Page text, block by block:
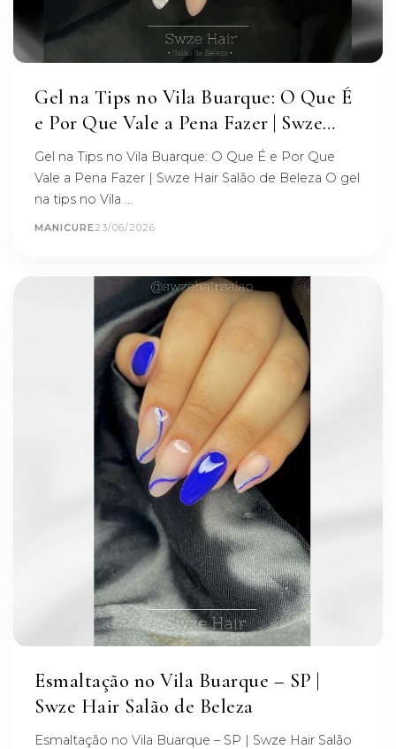
Gel na Tips no Vila Buarque: O Que É
e Por Que Vale a Pena Fazer | Swze
Hair
Gel na Tips no Vila Buarque: O Que É e Por Que
Vale a Pena Fazer | Swze Hair Salão de Beleza O gel
na tips no Vila …
MANICURE23/06/2026
Esmaltação no Vila Buarque – SP |
Swze Hair Salão de Beleza
Esmaltação no Vila Buarque – SP | Swze Hair Salão